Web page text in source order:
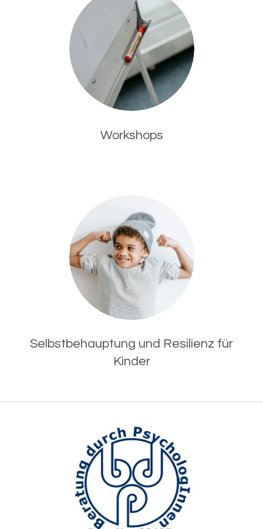
Workshops
Selbstbehauptung und Resilienz für
Kinder